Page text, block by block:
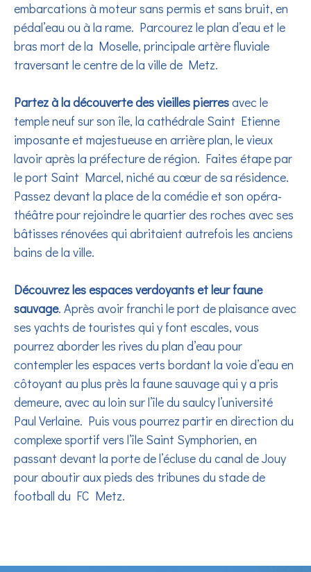
embarcations à moteur sans permis et sans bruit, en
pédal’eau ou à la rame. Parcourez le plan d’eau et le
bras mort de la Moselle, principale artère fluviale
traversant le centre de la ville de Metz.
Partez à la découverte des vieilles pierresavec le
temple neuf sur son île, la cathédrale Saint Etienne
imposante et majestueuse en arrière plan, le vieux
lavoir après la préfecture de région. Faites étape par
le port Saint Marcel, niché au cœur de sa résidence.
Passez devant la place de la comédie et son opéra-
théâtre pour rejoindre le quartier des roches avec ses
bâtisses rénovées qui abritaient autrefois les anciens
bains de la ville.
Découvrez les espaces verdoyants et leur faune
sauvage. Après avoir franchi le port de plaisance avec
ses yachts de touristes qui y font escales, vous
pourrez aborder les rives du plan d’eau pour
contempler les espaces verts bordant la voie d’eau en
côtoyant au plus près la faune sauvage qui y a pris
demeure, avec au loin sur l’île du saulcy l’université
Paul Verlaine. Puis vous pourrez partir en direction du
complexe sportif vers l’île Saint Symphorien, en
passant devant la porte de l’écluse du canal de Jouy
pour aboutir aux pieds des tribunes du stade de
football du FC Metz.